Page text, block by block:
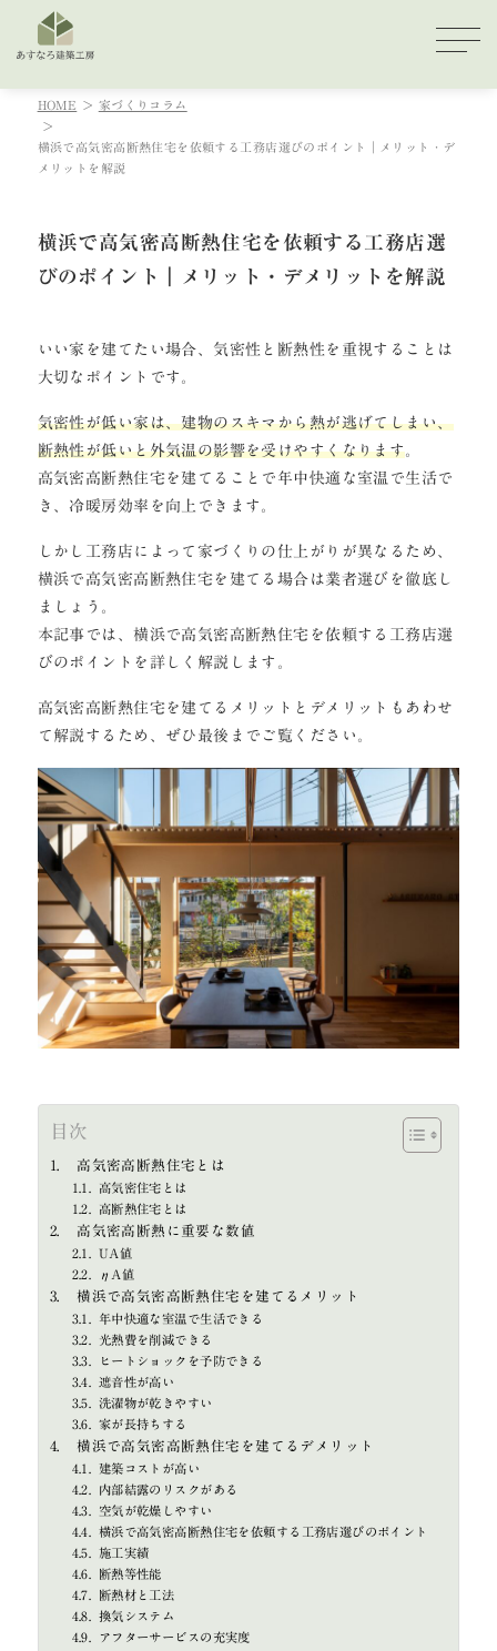
HOME 家づくりコラム
横浜で高気密高断熱住宅を依頼する工務店選びのポイント｜メリット・デ
メリットを解説
横浜で高気密高断熱住宅を依頼する工務店選
びのポイント｜メリット・デメリットを解説
いい家を建てたい場合、気密性と断熱性を重視することは
大切なポイントです。
気密性が低い家は、建物のスキマから熱が逃げてしまい、
断熱性が低いと外気温の影響を受けやすくなります。
高気密高断熱住宅を建てることで年中快適な室温で生活で
き、冷暖房効率を向上できます。
しかし工務店によって家づくりの仕上がりが異なるため、
横浜で高気密高断熱住宅を建てる場合は業者選びを徹底し
ましょう。
本記事では、横浜で高気密高断熱住宅を依頼する工務店選
びのポイントを詳しく解説します。
高気密高断熱住宅を建てるメリットとデメリットもあわせ
て解説するため、ぜひ最後までご覧ください。
目次
高気密高断熱住宅とは
高気密住宅とは
高断熱住宅とは
高気密高断熱に重要な数値
UA値
ηA値
横浜で高気密高断熱住宅を建てるメリット
年中快適な室温で生活できる
光熱費を削減できる
ヒートショックを予防できる
遮音性が高い
洗濯物が乾きやすい
家が長持ちする
横浜で高気密高断熱住宅を建てるデメリット
建築コストが高い
内部結露のリスクがある
空気が乾燥しやすい
横浜で高気密高断熱住宅を依頼する工務店選びのポイント
施工実績
断熱等性能
断熱材と工法
換気システム
アフターサービスの充実度